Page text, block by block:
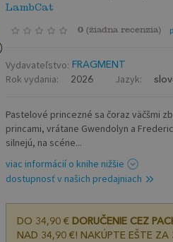
LambCat
0 (žiadna recenzia)
Vydavateľstvo: FRAGMENT
Rok vydania: 2026 Jazyk:
Pastelové princezné sa čoraz väčšmi
princami, vrátane Gwendolyn a
silnejú, na scéne...
viac informácií o knihe nižšie
dostupnosť v našich predajniach
DO 34,90 € DORUČENIE CEZ
NAD 34,90 €! NAKÚPTE EŠTE